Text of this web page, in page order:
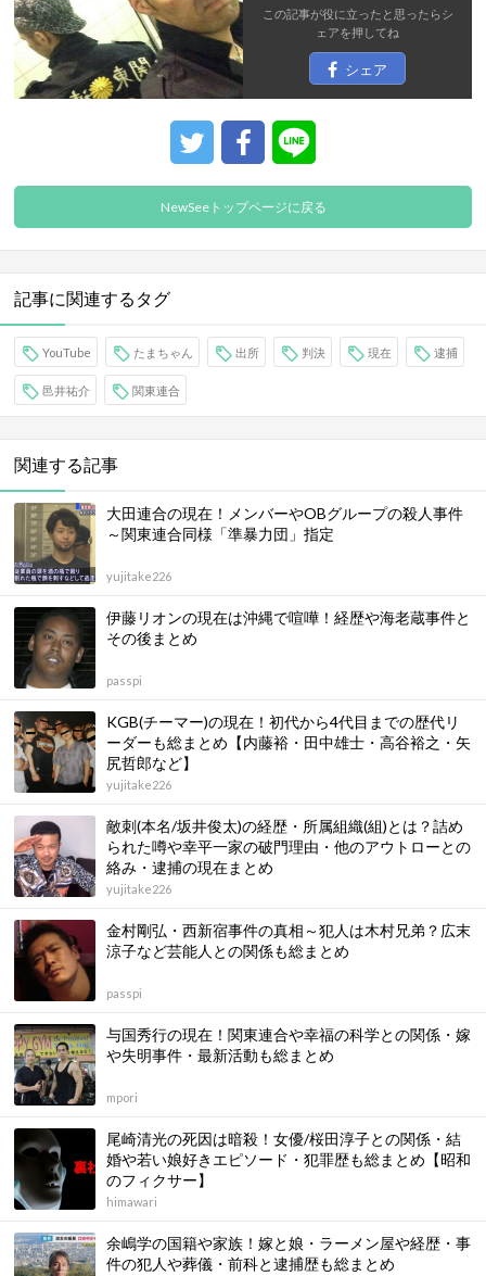
この記事が役に立ったと思ったらシ
ェアを押してね
シェア
NewSeeトップページに戻る
記事に関連するタグ
YouTube たまちゃん 出所 判決 現在 逮捕
邑井祐介 関東連合
関連する記事
大田連合の現在！メンバーやOBグループの殺人事件
～関東連合同様「準暴力団」指定
yujitake226
伊藤リオンの現在は沖縄で喧嘩！経歴や海老蔵事件と
その後まとめ
passpi
KGB(チーマー)の現在！初代から4代目までの歴代リ
ーダーも総まとめ【内藤裕・田中雄士・高谷裕之・矢
尻哲郎など】
yujitake226
敵刺(本名/坂井俊太)の経歴・所属組織(組)とは？詰め
られた噂や幸平一家の破門理由・他のアウトローとの
絡み・逮捕の現在まとめ
yujitake226
金村剛弘・西新宿事件の真相～犯人は木村兄弟？広末
涼子など芸能人との関係も総まとめ
passpi
与国秀行の現在！関東連合や幸福の科学との関係・嫁
や失明事件・最新活動も総まとめ
mpori
尾崎清光の死因は暗殺！女優/桜田淳子との関係・結
婚や若い娘好きエピソード・犯罪歴も総まとめ【昭和
のフィクサー】
himawari
余嶋学の国籍や家族！嫁と娘・ラーメン屋や経歴・事
件の犯人や葬儀・前科と逮捕歴も総まとめ